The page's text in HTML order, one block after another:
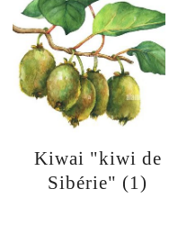
Kiwai "kiwi de
Sibérie" (1)